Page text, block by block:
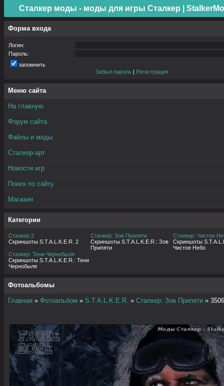
Сталкер моды - моды для игры Сталкер |
Форма входа
Логин:
Пароль:
запомнить
Забыл пароль | Регистрация
Меню сайта
На главную
Форум сайта
Файлы и моды
Сталкер-арт
Новости игр
Поиск по сайту
Магазин
Категории
Сталкер 2
Скриншоты S.T.A.L.K.E.R. 2
Сталкер: Зов Припяти
Скриншоты S.T.A.L.K.E.R.: Зов
Припяти
Сталкер: Чистое
Скриншоты
Чистое Небо
Сталкер: Тени Чернобыля
Скриншоты S.T.A.L.K.E.R.: Тени
Чернобыля
Фотоальбомы
Главная » Фотоальбом » S.T.A.L.K.E.R. » Сталкер: Зов Припяти »